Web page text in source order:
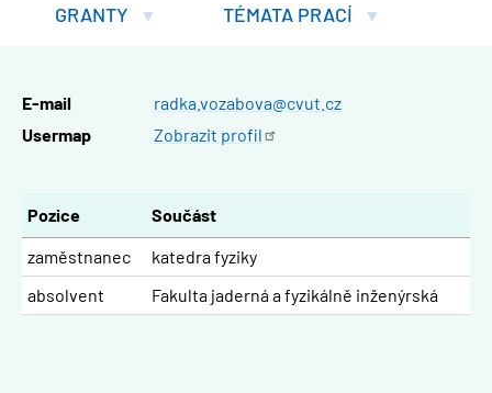
FAKULTA
GRANTY TÉMATA PRACÍ
E-mail
radka.vozabova@cvut.cz
Usermap
Zobrazit profil
Pozice
Součást
zaměstnanec
katedra fyziky
absolvent
Fakulta jaderná a fyzikálně inženýrská